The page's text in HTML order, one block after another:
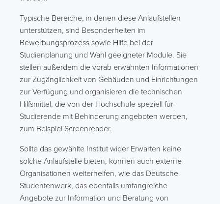
Typische Bereiche, in denen diese Anlaufstellen
unterstützen, sind Besonderheiten im
Bewerbungsprozess sowie Hilfe bei der
Studienplanung und Wahl geeigneter Module. Sie
stellen außerdem die vorab erwähnten Informationen
zur Zugänglichkeit von Gebäuden und Einrichtungen
zur Verfügung und organisieren die technischen
Hilfsmittel, die von der Hochschule speziell für
Studierende mit Behinderung angeboten werden,
zum Beispiel Screenreader.
Sollte das gewählte Institut wider Erwarten keine
solche Anlaufstelle bieten, können auch externe
Organisationen weiterhelfen, wie das Deutsche
Studentenwerk, das ebenfalls umfangreiche
Angebote zur Information und Beratung von